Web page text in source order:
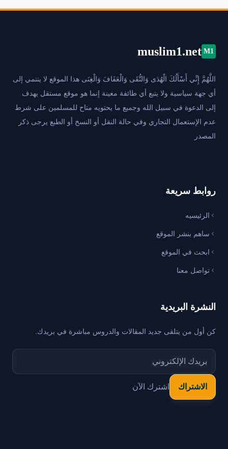
M1
muslim1.net
اللَّهُمَّ إِنِّي أَسْأَلُكَ الْهُدَى وَالتُّقَى وَالْعَفَافَ وَالْغِنَى هذا الموقع لا ينتمي إلى
أي جهة سياسية ولا يتبع أي طائفة معينة إنما هو موقع مستقل يهدف
إلى الدعوة في سبيل الله وجميع ما يحتويه متاح للمسلمين على شرط
عدم الإستعمال التجاري وفي حالة النقل أو النسخ أو الطبع يرجى ذكر
المصدر
روابط سريعة
الرئيسيه
ساهم بنشر الموقع
ابحث في الموقع
تواصل معنا
النشرة البريدية
كن أول من يتلقى جديد المقالات والدروس مباشرة في بريدك.
اشترك الآن